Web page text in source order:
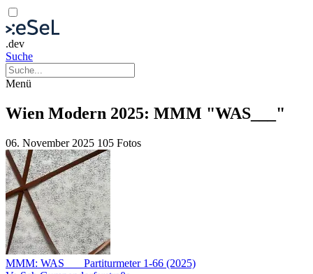
.dev
Suche
Menü
Wien Modern 2025: MMM "WAS___"
06. November 2025 105 Fotos
MMM: WAS___ Partiturmeter 1-66 (2025)